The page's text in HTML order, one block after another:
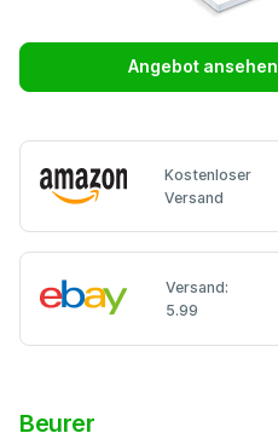
Angebot ansehen
Kostenloser
Versand
Versand:
5.99
Beurer